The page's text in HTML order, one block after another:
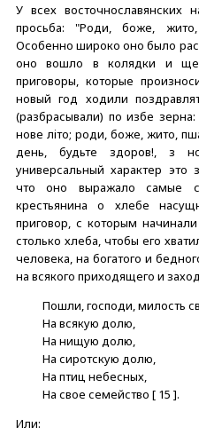
У всех восточнославянских
просьба: "Роди, боже,
Особенно широко оно было
оно вошло в колядки и
приговоры, которые
новый год ходили
(разбрасывали) по избе
нове лiто; роди, боже, жито,
день, будьте здоров!, з
универсальный характер это
что оно выражало самые
крестьянина о хлебе
приговор, с которым
столько хлеба, чтобы его
человека, на богатого и
на всякого приходящего и
Пошли, господи, милость
На всякую долю,
На нищую долю,
На сиротскую долю,
На птиц небесных,
На свое семейство [ 15 ].
Или: